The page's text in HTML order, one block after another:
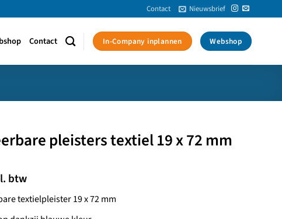
Contact Nieuwsbrief
Contact In-Company inplannen Webshop
pleisters textiel 19 x 72 mm
btw
textielpleister 19 x 72 mm